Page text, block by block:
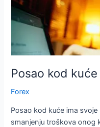
Posao kod kuće
Forex
Posao kod kuće ima
smanjenju troškova onog